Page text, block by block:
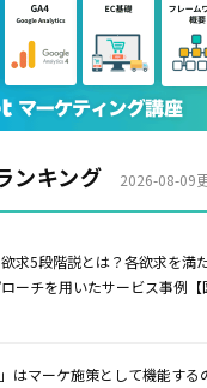
ンキング 2026-08-09
求5段階説とは？各欲求を満
ーチを用いたサービス事例【
はマーケ施策として機能する